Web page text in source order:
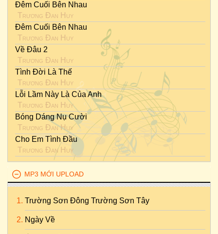
Đêm Cuối Bên Nhau
Trương Đan Huy
Đêm Cuối Bên Nhau
Trương Đan Huy
Về Đâu 2
Trương Đan Huy
Tình Đời Là Thế
Trương Đan Huy
Lỗi Lầm Này Là Của Anh
Trương Đan Huy
Bóng Dáng Nụ Cười
Trương Đan Huy
Cho Em Tình Đầu
Trương Đan Huy
MP3 MỚI UPLOAD
Trường Sơn Đông Trường Sơn Tây
Ngày Về